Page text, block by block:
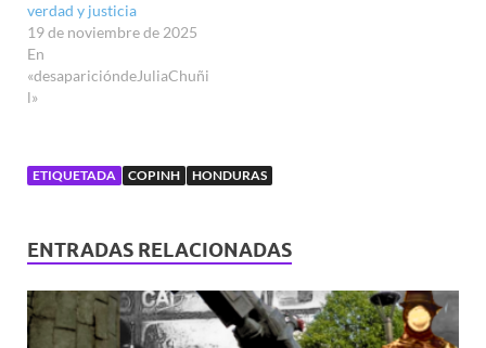
verdad y justicia
19 de noviembre de 2025
En
«desaparicióndeJuliaChuñi
l»
ETIQUETADA COPINH HONDURAS
ENTRADAS RELACIONADAS